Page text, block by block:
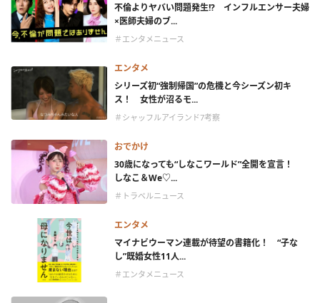
不倫よりヤバい問題発生!? インフルエンサー夫婦
×医師夫婦のブ...
＃エンタメニュース
エンタメ
シリーズ初“強制帰国”の危機と今シーズン初キ
ス！ 女性が沼るモ...
＃シャッフルアイランド7考察
おでかけ
30歳になっても“しなこワールド”全開を宣言！
しなこ＆We♡...
＃トラベルニュース
エンタメ
マイナビウーマン連載が待望の書籍化！ “子な
し”既婚女性11人...
＃エンタメニュース